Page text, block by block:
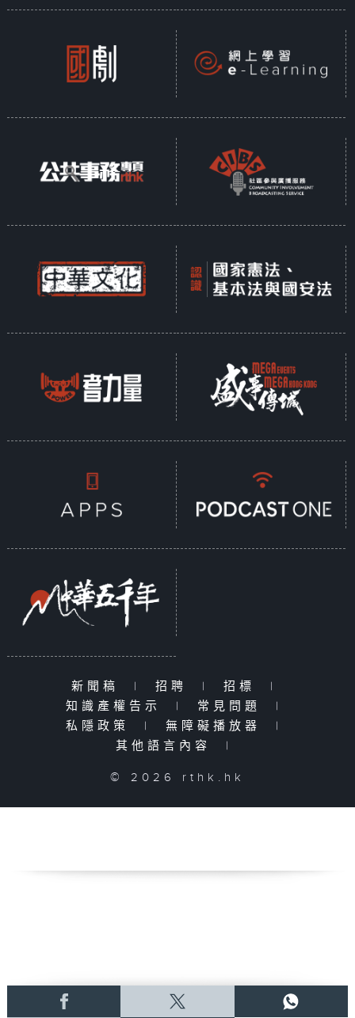
新聞稿 | 招聘 | 招標
|
知識產權告示
| 常見問題
|
私隱政策
| 無障礙播放器
|
其他語言內容
|
© 2026 rthk.hk